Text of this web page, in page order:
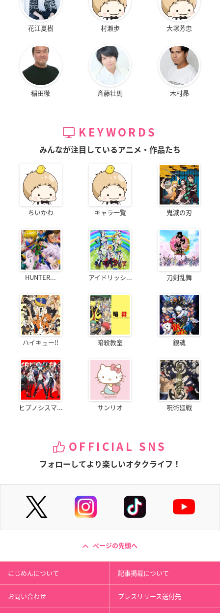
花江夏樹 村瀬歩 大塚芳忠
稲田徹 斉藤壮馬 木村昴
KEYWORDS
みんなが注目しているアニメ・作品たち
ちいかわ キャラ一覧 鬼滅の刃
HUNTER... アイドリッシ... 刀剣乱舞
ハイキュー!! 暗殺教室 銀魂
ヒプノシスマ... サンリオ 呪術廻戦
OFFICIAL SNS
フォローしてより楽しいオタクライフ！
ページの先頭へ
にじめんについて 記事掲載について
お問い合わせ プレスリリース送付先